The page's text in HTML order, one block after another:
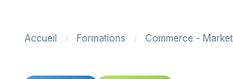
Accueil / Formations / Commerce -